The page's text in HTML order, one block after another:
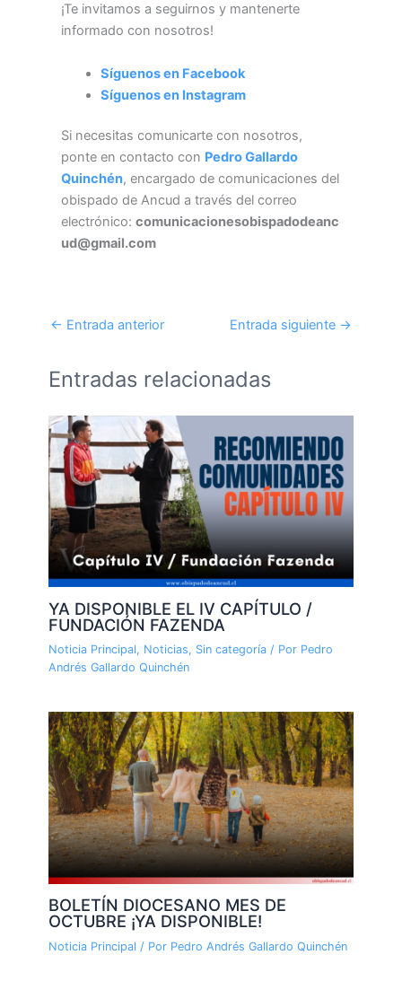
¡Te invitamos a seguirnos y mantenerte
informado con nosotros!
Síguenos en Facebook
Síguenos en Instagram
Si necesitas comunicarte con nosotros,
ponte en contacto con Pedro Gallardo
Quinchén, encargado de comunicaciones del
obispado de Ancud a través del correo
electrónico:comunicacionesobispadodeanc
ud@gmail.com
← Entrada anterior Entrada siguiente →
Entradas relacionadas
YA DISPONIBLE EL IV CAPÍTULO /
FUNDACIÓN FAZENDA
Noticia Principal, Noticias, Sin categoría/ Por Pedro
Andrés Gallardo Quinchén
BOLETÍN DIOCESANO MES DE
OCTUBRE ¡YA DISPONIBLE!
Noticia Principal / Por Pedro Andrés Gallardo Quinchén